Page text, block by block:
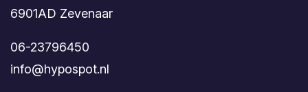
6901AD Zevenaar
06-23796450
info@hypospot.nl